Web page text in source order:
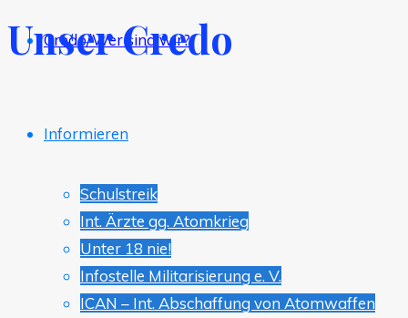
Credo/Wer sind wir?
Informieren
Schulstreik
Int. Ärzte gg. Atomkrieg
Unter 18 nie!
Infostelle Militarisierung e. V.
ICAN – Int. Abschaffung von Atomwaffen
Unser Credo